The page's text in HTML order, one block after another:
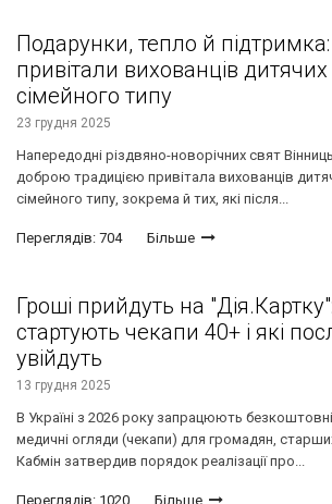
Подарунки, тепло й підтримка:
привітали вихованців дитячих
сімейного типу
23 грудня 2025
Напередодні різдвяно-новорічних свят
доброю традицією привітала вихованців
сімейного типу, зокрема й тих, які після...
Переглядів: 704 Більше
Гроші прийдуть на
стартують чекапи 40+ і які
увійдуть
13 грудня 2025
В Україні з 2026 року запрацюють
медичні огляди (чекапи) для громадян,
Кабмін затвердив порядок реалізації про...
Переглядів: 1020 Більше